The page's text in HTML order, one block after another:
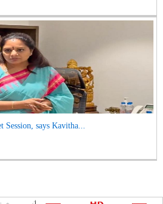
Session, says Kavitha...